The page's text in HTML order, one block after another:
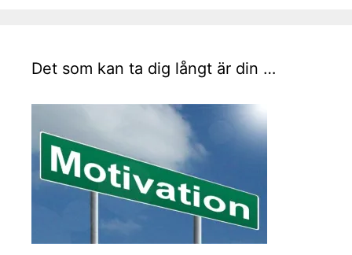
Det som kan ta dig långt är din …